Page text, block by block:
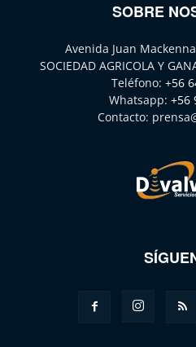
SOBRE
Avenida Juan
SOCIEDAD AGRICOLA Y
Teléfono: +56
Whatsapp: +56
Contacto: